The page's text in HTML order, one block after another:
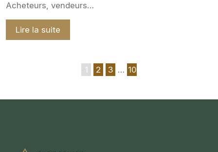
Acheteurs, vendeurs…
Lire la suite
1 2 3 … 10